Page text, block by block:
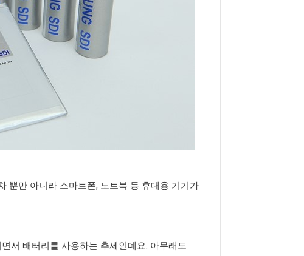
뿐만 아니라 스마트폰, 노트북 등 휴대용 기기가
서 배터리를 사용하는 추세인데요. 아무래도